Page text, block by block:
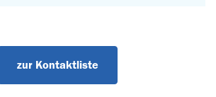
zur Kontaktliste